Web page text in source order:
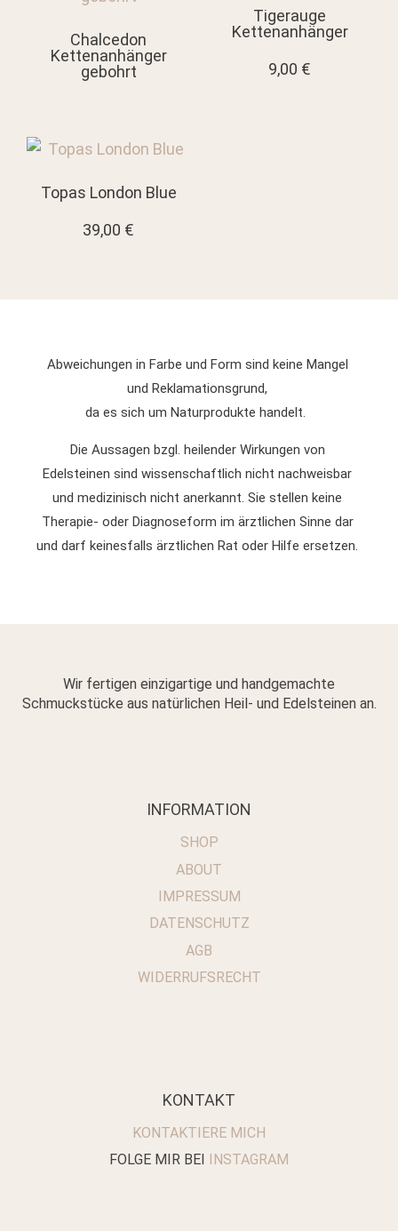
Chalcedon
Kettenanhänger
gebohrt
Tigerauge
Kettenanhänger
9,00 €
Topas London Blue
39,00 €
Abweichungen in Farbe und Form sind keine Mangel
und Reklamationsgrund,
da es sich um Naturprodukte handelt.
Die Aussagen bzgl. heilender Wirkungen von
Edelsteinen sind wissenschaftlich nicht nachweisbar
und medizinisch nicht anerkannt. Sie stellen keine
Therapie- oder Diagnoseform im ärztlichen Sinne dar
und darf keinesfalls ärztlichen Rat oder Hilfe ersetzen.
Wir fertigen einzigartige und handgemachte
Schmuckstücke aus natürlichen Heil- und Edelsteinen an.
INFORMATION
SHOP
ABOUT
IMPRESSUM
DATENSCHUTZ
AGB
WIDERRUFSRECHT
KONTAKT
KONTAKTIERE MICH
FOLGE MIR BEI
INSTAGRAM